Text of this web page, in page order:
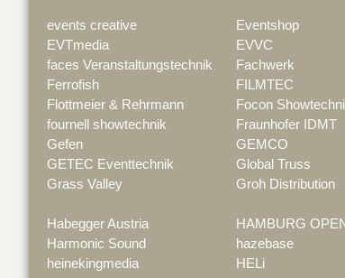
events creative
Eventshop
EVTmedia
EVVC
faces Veranstaltungstechnik
Fachwerk
Ferrofish
FILMTEC
Flottmeier & Rehrmann
Focon
fournell showtechnik
Fraunhofer IDMT
Gefen
GEMCO
GETEC Eventtechnik
Global Truss
Grass Valley
Groh Distribution
Habegger Austria
HAMBURG
Harmonic Sound
hazebase
heinekingmedia
HELi